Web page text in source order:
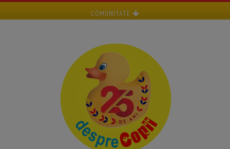
COMUNITATE